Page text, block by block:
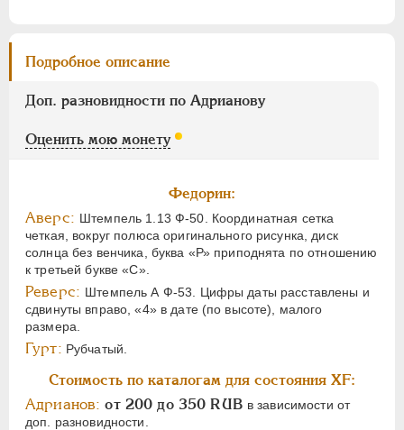
Подробное описание
Доп. разновидности по Адрианову
Оценить мою монету
Федорин:
Аверс: Штемпель 1.13 Ф-50. Координатная сетка
четкая, вокруг полюса оригинального рисунка, диск
солнца без венчика, буква «Р» приподнята по отношению
к третьей букве «С».
Реверс: Штемпель А Ф-53. Цифры даты расставлены и
сдвинуты вправо, «4» в дате (по высоте), малого
размера.
Гурт: Рубчатый.
Стоимость по каталогам для состояния XF:
Адрианов: от 200 до 350 RUB в зависимости от
доп. разновидности.